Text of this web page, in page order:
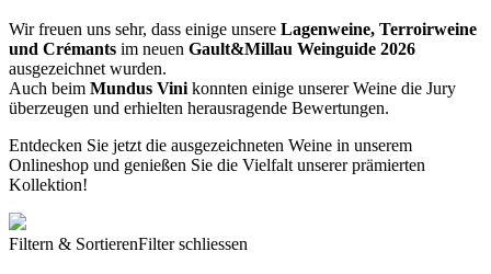
Wir freuen uns sehr, dass einige unsere Lagenweine, Terroirweine
und Crémants im neuen Gault&Millau Weinguide 2026
ausgezeichnet wurden.
Auch beim Mundus Vini konnten einige unserer Weine die Jury
überzeugen und erhielten herausragende Bewertungen.
Entdecken Sie jetzt die ausgezeichneten Weine in unserem
Onlineshop und genießen Sie die Vielfalt unserer prämierten
Kollektion!
Filtern & SortierenFilter schliessen